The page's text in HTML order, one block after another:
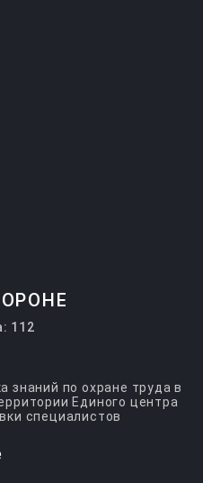
112
знаний по охране труда в
Единого центра
специалистов